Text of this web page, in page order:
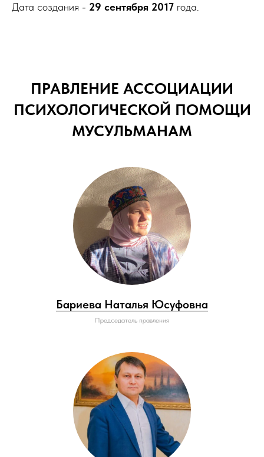
Дата создания - 29 сентября 2017 года.
ПРАВЛЕНИЕ АССОЦИАЦИИ
ПСИХОЛОГИЧЕСКОЙ ПОМОЩИ
МУСУЛЬМАНАМ
Бариева Наталья Юсуфовна
Председатель правления